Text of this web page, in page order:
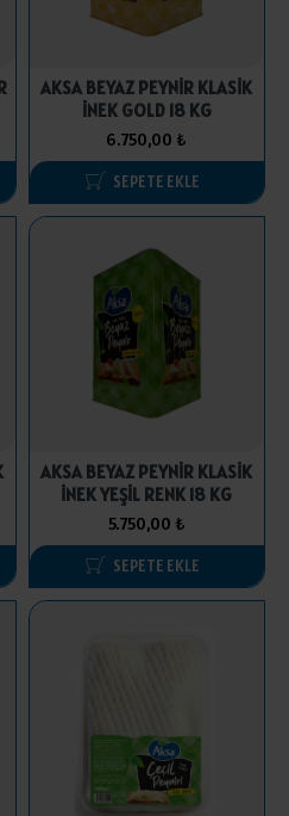
AKSA BEYAZ PEYNİR KLASİK
İNEK GOLD 18 KG
6.750,00 ₺
SEPETE EKLE
AKSA BEYAZ PEYNİR KLASİK
İNEK YEŞİL RENK 18 KG
5.750,00 ₺
SEPETE EKLE